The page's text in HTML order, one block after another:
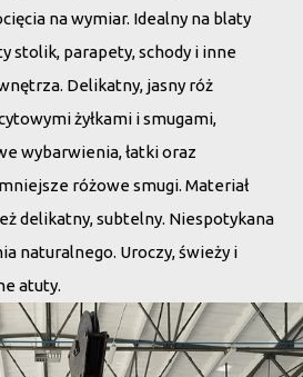
na wymiar. Idealny na blaty
stolik, parapety, schody i inne
Delikatny, jasny róż
żyłkami i smugami,
wybarwienia, łatki oraz
różowe smugi. Materiał
delikatny, subtelny. Niespotykana
naturalnego. Uroczy, świeży i
atuty.